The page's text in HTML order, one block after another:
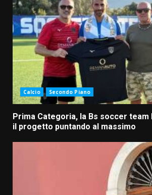
Calcio Secondo Piano
Prima Categoria, la Bs soccer team
il progetto puntando al massimo